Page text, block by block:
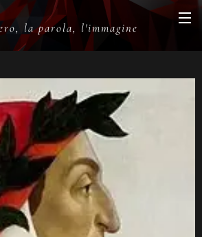
la parola, l'immagine